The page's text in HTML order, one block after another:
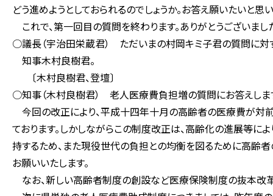
どう進めようとしておられるのでしょうか。お答え願いたいと思い
これで、第一回目の質問を終わります。ありがとうございまし
○議長（宇治田栄蔵君） ただいまの村岡キミ子君の質問に対
知事木村良樹君。
〔木村良樹君、登壇〕
○知事（木村良樹君） 老人医療費負担増の質問にお答えしま
今回の改正により、平成十四年十月の高齢者の医療費が対
ております。しかしながらこの制度改正は、高齢化の進展等
持するため、また現役世代の負担との均衡を図るために高齢
お願いいたします。
なお、新しい高齢者制度の創設など医療保険制度の抜本改